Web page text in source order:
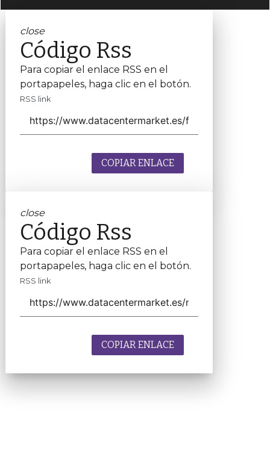
close
Código Rss
Para copiar el enlace RSS en el
portapapeles, haga clic en el botón.
RSS link
COPIAR ENLACE
close
Código Rss
Para copiar el enlace RSS en el
portapapeles, haga clic en el botón.
RSS link
COPIAR ENLACE